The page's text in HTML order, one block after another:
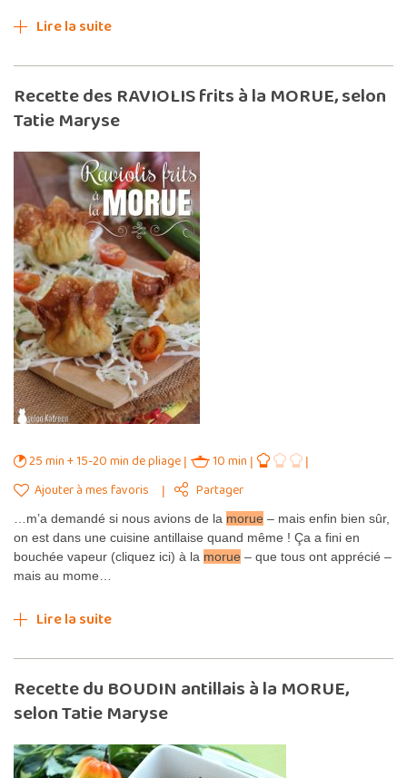
Lire la suite
Recette des RAVIOLIS frits à la MORUE, selon
Tatie Maryse
25 min + 15-20 min de pliage
10 min
Ajouter à mes favoris
Partager
…m’a demandé si nous avions de la morue – mais enfin bien sûr,
on est dans une cuisine antillaise quand même ! Ça a fini en
bouchée vapeur (cliquez ici) à la morue – que tous ont apprécié –
mais au mome…
Lire la suite
Recette du BOUDIN antillais à la MORUE,
selon Tatie Maryse